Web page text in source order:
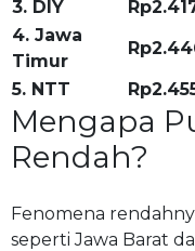
3. DIY
4. Jawa
Timur
5. NTT
Mengapa
Rendah?
Fenomena
seperti Jawa Barat